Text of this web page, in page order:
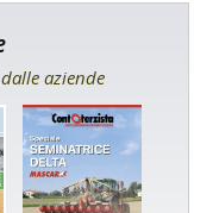
aziende